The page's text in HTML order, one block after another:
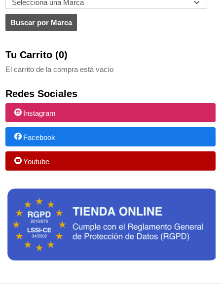
Tu Carrito (0)
El carrito de la compra está vacío
Redes Sociales
Instagram
Facebook
Youtube